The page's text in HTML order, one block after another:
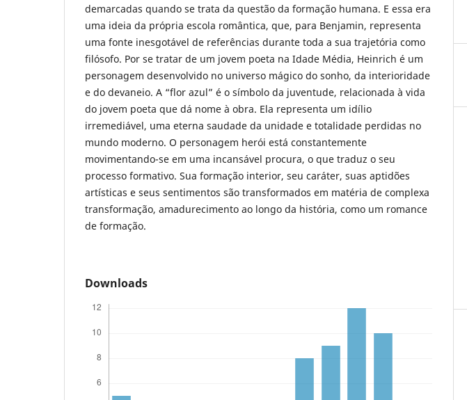
demarcadas quando se trata da questão da formação humana. E essa era
uma ideia da própria escola romântica, que, para Benjamin, representa
uma fonte inesgotável de referências durante toda a sua trajetória como
filósofo. Por se tratar de um jovem poeta na Idade Média, Heinrich é um
personagem desenvolvido no universo mágico do sonho, da interioridade
e do devaneio. A “flor azul” é o símbolo da juventude, relacionada à vida
do jovem poeta que dá nome à obra. Ela representa um idílio
irremediável, uma eterna saudade da unidade e totalidade perdidas no
mundo moderno. O personagem herói está constantemente
movimentando-se em uma incansável procura, o que traduz o seu
processo formativo. Sua formação interior, seu caráter, suas aptidões
artísticas e seus sentimentos são transformados em matéria de complexa
transformação, amadurecimento ao longo da história, como um romance
de formação.
Downloads